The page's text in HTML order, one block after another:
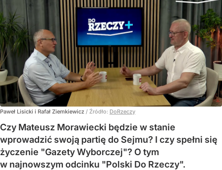
Paweł Lisicki i Rafał Ziemkiewicz / Źródło: DoRzeczy
Czy Mateusz Morawiecki będzie w stanie
wprowadzić swoją partię do Sejmu? I czy spełni się
życzenie "Gazety Wyborczej"? O tym
w najnowszym odcinku "Polski Do Rzeczy".